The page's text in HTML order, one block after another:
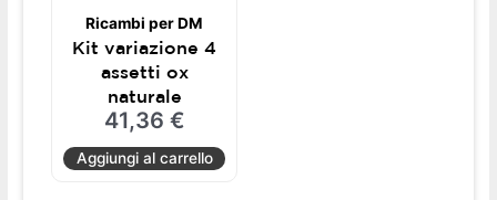
Ricambi per DM
Kit variazione 4
assetti ox
naturale
41,36 €
Aggiungi al carrello